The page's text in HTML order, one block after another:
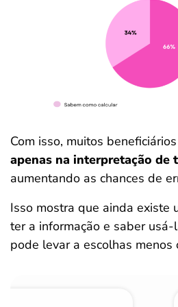
Com isso, muitos
apenas na interpretação de
aumentando as chances de
Isso mostra que ainda existe
ter a informação e saber
pode levar a escolhas menos